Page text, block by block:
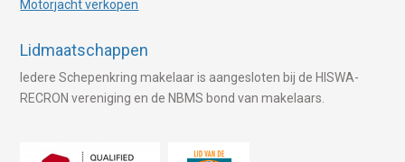
Motorjacht verkopen
Lidmaatschappen
Iedere Schepenkring makelaar is aangesloten bij de HISWA-
RECRON vereniging en de NBMS bond van makelaars.